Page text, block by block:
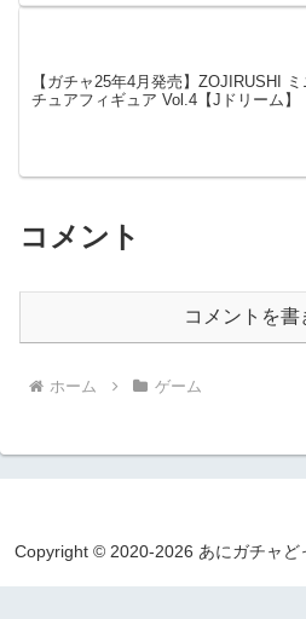
【ガチャ25年4月発売】ZOJIRUSHI ミ
チュアフィギュア Vol.4【Jドリーム】
コメント
コメントを書
ホーム ゲーム
Copyright © 2020-2026 あにガチャど